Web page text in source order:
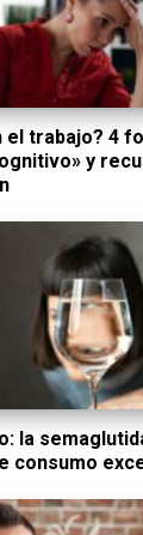
el trabajo? 4
y
la
consumo